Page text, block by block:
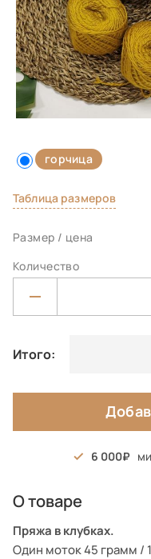
горчица
Таблица размеров
Размер / цена
Количество
Итого:
6 000
О товаре
Пряжа в клубках.
Один моток 45 грамм /